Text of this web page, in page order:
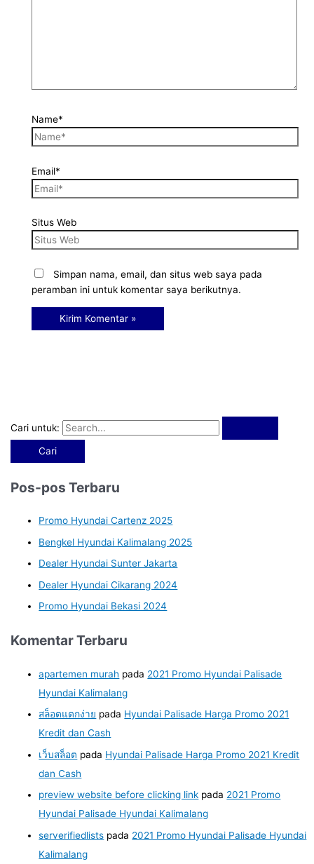
Cari untuk:
Pos-pos Terbaru
Promo Hyundai Cartenz 2025
Bengkel Hyundai Kalimalang 2025
Dealer Hyundai Sunter Jakarta
Dealer Hyundai Cikarang 2024
Promo Hyundai Bekasi 2024
Komentar Terbaru
apartemen murah pada 2021 Promo Hyundai Palisade
Hyundai Kalimalang
สล็อตแตกง่าย pada Hyundai Palisade Harga Promo 2021
Kredit dan Cash
เว็บสล็อต pada Hyundai Palisade Harga Promo 2021 Kredit
dan Cash
preview website before clicking link pada 2021 Promo
Hyundai Palisade Hyundai Kalimalang
serverifiedlists pada 2021 Promo Hyundai Palisade Hyundai
Kalimalang
Name*
Email*
Situs Web
Simpan nama, email, dan situs web saya pada
peramban ini untuk komentar saya berikutnya.